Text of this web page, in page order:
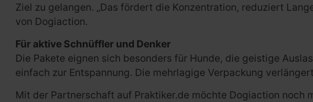
Ziel zu gelangen. „Das fördert die Konzentration, reduziert
von Dogiaction.
Für aktive Schnüffler und Denker
Die Pakete eignen sich besonders für Hunde, die geistige
einfach zur Entspannung. Die mehrlagige Verpackung
Mit der Partnerschaft auf Praktiker.de möchte Dogiaction